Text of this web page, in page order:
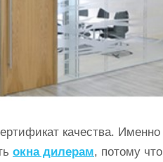
качества. Именно
окна дилерам, потому что